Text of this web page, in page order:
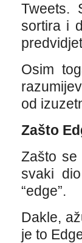
Tweets.
sortira i
Osim
od
Zašto
Zašto se
svaki
“edge”.
Dakle,
je to